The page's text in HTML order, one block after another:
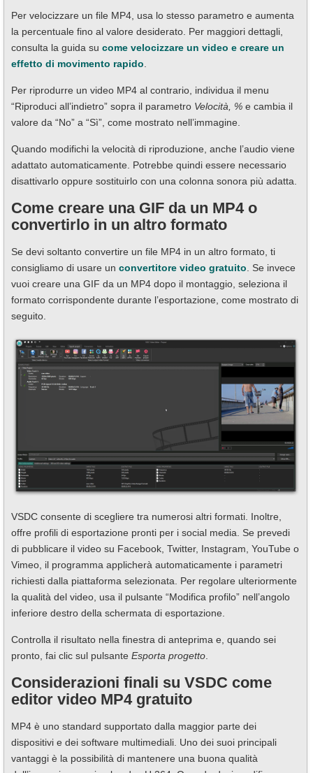
Per velocizzare un file MP4, usa lo stesso parametro e aumenta
la percentuale fino al valore desiderato. Per maggiori dettagli,
consulta la guida su come velocizzare un video e creare un
effetto di movimento rapido
Per riprodurre un video MP4 al contrario, individua il menu
“Riproduci all’indietro” sopra il parametro Velocità, % e cambia il
valore da “No” a “Sì”, come mostrato nell’immagine.
Quando modifichi la velocità di riproduzione, anche l’audio viene
adattato automaticamente. Potrebbe quindi essere necessario
disattivarlo oppure sostituirlo con una colonna sonora più adatta.
Come creare una GIF da un MP4 o
convertirlo in un altro formato
Se devi soltanto convertire un file MP4 in un altro formato, ti
consigliamo di usare un convertitore video gratuito . Se invece
vuoi creare una GIF da un MP4 dopo il montaggio, seleziona il
formato corrispondente durante l’esportazione, come mostrato di
seguito.
VSDC consente di scegliere tra numerosi altri formati. Inoltre,
offre profili di esportazione pronti per i social media. Se prevedi
di pubblicare il video su Facebook, Twitter, Instagram, YouTube o
Vimeo, il programma applicherà automaticamente i parametri
richiesti dalla piattaforma selezionata. Per regolare ulteriormente
la qualità del video, usa il pulsante “Modifica profilo” nell’angolo
inferiore destro della schermata di esportazione.
Controlla il risultato nella finestra di anteprima e, quando sei
pronto, fai clic sul pulsante Esporta progetto
Considerazioni finali su VSDC come
editor video MP4 gratuito
MP4 è uno standard supportato dalla maggior parte dei
dispositivi e dei software multimediali. Uno dei suoi principali
vantaggi è la possibilità di mantenere una buona qualità